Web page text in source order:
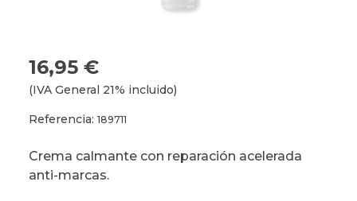
16,95 €
(IVA General 21% incluido)
Referencia:189711
Crema calmante con reparación acelerada
anti-marcas.